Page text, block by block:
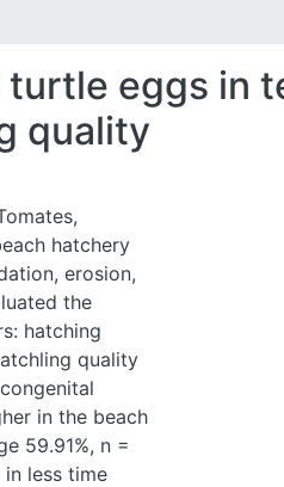
eggs in
quality
hatchery
erosion,
the
hatching
quality
in the beach
59.91%, n =
in less time